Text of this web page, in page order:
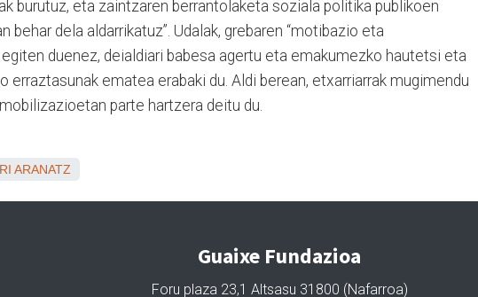
burutuz, eta zaintzaren berrantolaketa soziala politika publikoen
behar dela aldarrikatuz”. Udalak, grebaren “motibazio eta
duenez, deialdiari babesa agertu eta emakumezko hautetsi eta
erraztasunak ematea erabaki du. Aldi berean, etxarriarrak mugimendu
parte hartzera deitu du.
ARANATZ
Guaixe Fundazioa
Foru plaza 23,1 Altsasu 31800 (Nafarroa)